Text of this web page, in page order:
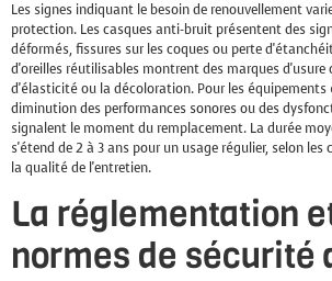
Les signes indiquant le besoin de renouvellement
protection. Les casques anti-bruit présentent des
déformés, fissures sur les coques ou perte
d'oreilles réutilisables montrent des marques d'usure
d'élasticité ou la décoloration. Pour les équipements
diminution des performances sonores ou des
signalent le moment du remplacement. La durée
s'étend de 2 à 3 ans pour un usage régulier, selon
la qualité de l'entretien.
La réglementation
normes de sécurité